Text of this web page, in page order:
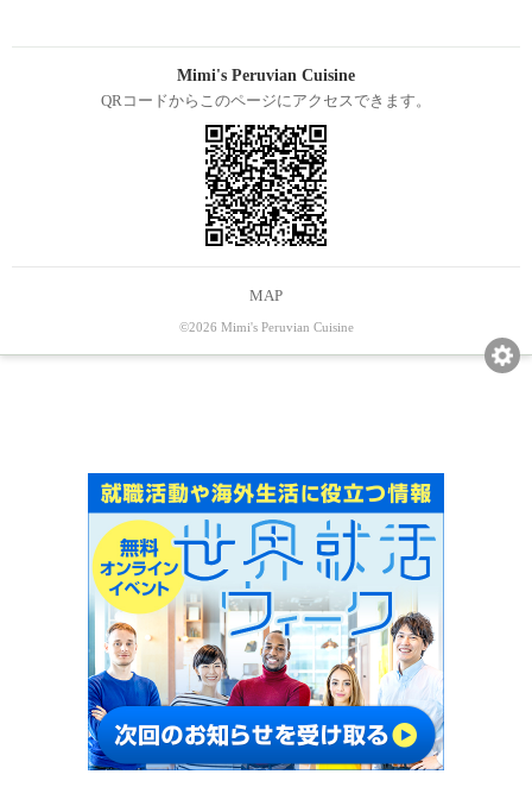
Mimi's Peruvian Cuisine
QRコードからこのページにアクセスできます。
MAP
©2026 Mimi's Peruvian Cuisine